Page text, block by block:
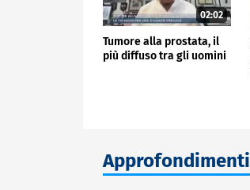
02:02
Tumore alla prostata, il
più diffuso tra gli uomini
Approfondimenti